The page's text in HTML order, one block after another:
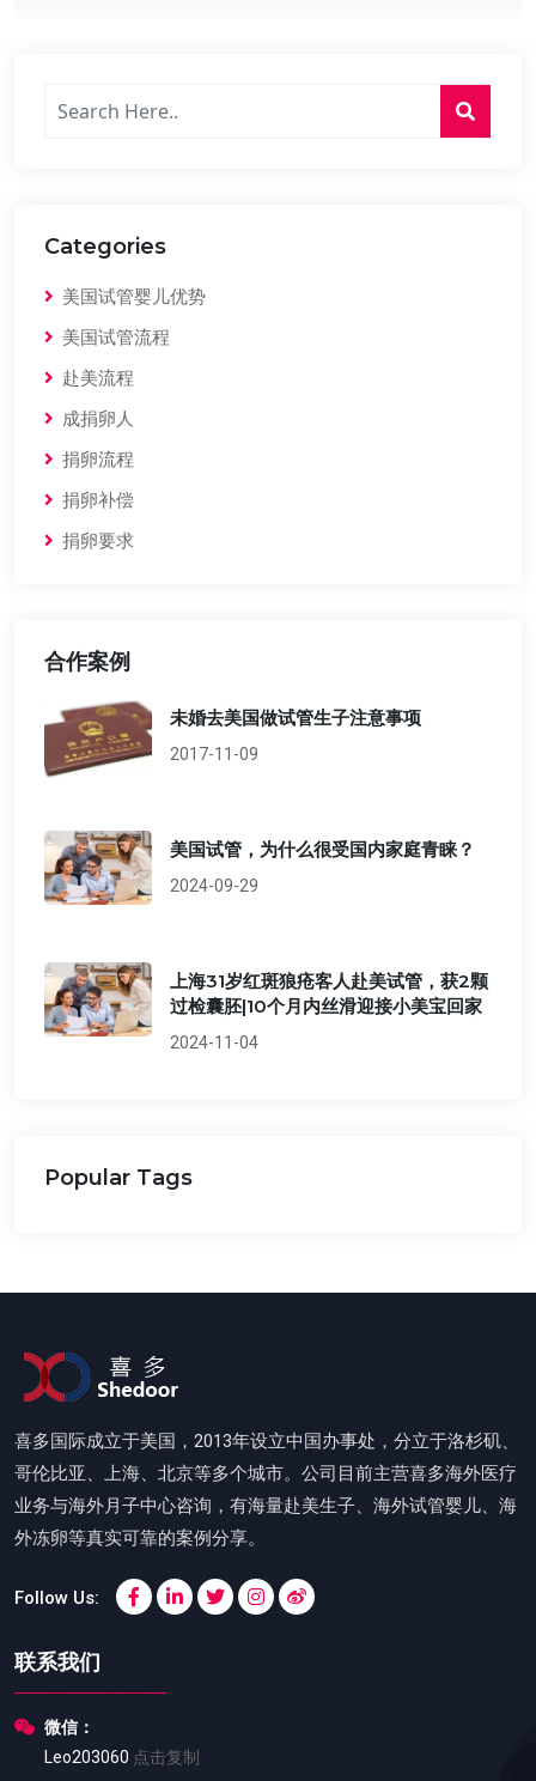
Categories
美国试管婴儿优势
美国试管流程
赴美流程
成捐卵人
捐卵流程
捐卵补偿
捐卵要求
合作案例
未婚去美国做试管生子注意事项
2017-11-09
美国试管，为什么很受国内家庭青睐？
2024-09-29
上海31岁红斑狼疮客人赴美试管，获2颗
过检囊胚|10个月内丝滑迎接小美宝回家
2024-11-04
Popular Tags
喜多国际成立于美国，2013年设立中国办事处，分立于洛杉矶、
哥伦比亚、上海、北京等多个城市。公司目前主营喜多海外医疗
业务与海外月子中心咨询，有海量赴美生子、海外试管婴儿、海
外冻卵等真实可靠的案例分享。
Follow Us:
联系我们
微信：
Leo203060 点击复制